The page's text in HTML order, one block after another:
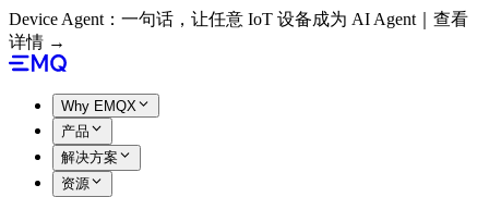
Device Agent：一句话，让任意 IoT 设备成为 AI Agent｜查看
详情 →
Why EMQX
产品
解决方案
资源